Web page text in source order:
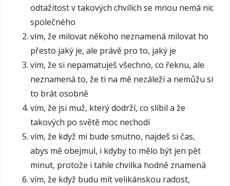
odtažitost v takových chvílích se mnou nemá nic
společného
vím, že milovat někoho neznamená milovat ho
přesto jaký je, ale právě pro to, jaký je
vím, že si nepamatuješ všechno, co řeknu, ale
neznamená to, že ti na mě nezáleží a nemůžu si
to brát osobně
vím, že jsi muž, který dodrží, co slíbil a že
takových po světě moc nechodí
vím, že když mi bude smutno, najdeš si čas,
abys mě obejmul, i kdyby to mělo být jen pět
minut, protože i tahle chvilka hodně znamená
vím, že když budu mít velikánskou radost,